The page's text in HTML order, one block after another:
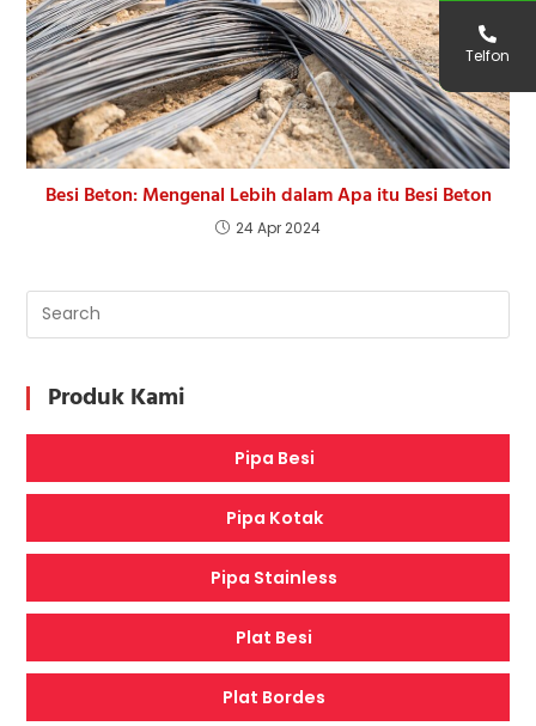
Besi Beton: Mengenal Lebih dalam Apa itu Besi Beton
24 Apr 2024
Produk Kami
Pipa Besi
Pipa Kotak
Pipa Stainless
Plat Besi
Plat Bordes
Telfon